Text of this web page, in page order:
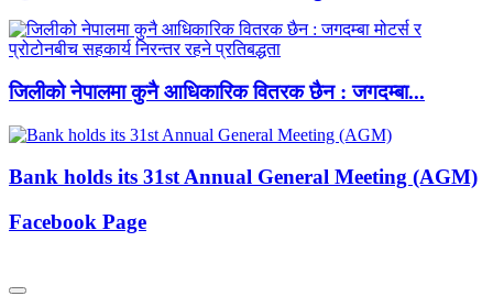
जिलीको नेपालमा कुनै आधिकारिक वितरक छैन : जगदम्बा...
Bank holds its 31st Annual General Meeting (AGM)
Facebook Page